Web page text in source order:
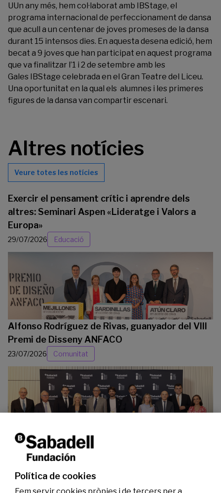
UUn any més, hem col·laborat amb IBStage, el
programa internacional de perfeccionament de dansa
que acull a un centenar de joves promeses de la dansa
durant 15 intensos dies. En aquesta desena edició, hem
becat a 9 joves que han participat en aquest programa
que va finalitzar l’1 i 2 de setembre amb les
Gales IBStage celebrada en el Gran Teatre del Liceu.
Una oportunitat en la qual els alumnes i les primeres
figures de la dansa van compartir escenari.
Altres notícies
Veure totes les notícies
Exercir el pensament crític i aprendre dels
altres: Seminari Aspen «Lideratge i Valors a
Europa»
29/07/2026 Educació
Alfonso Rodríguez de Rivas, guanyador del VIII
Premi de Disseny ANFACO
23/07/2026 Comunitat
La Fundació Banc Sabadell reconeix a dos
investigadors en els àmbits de l’edició del
genoma i l’energia neta
Política de cookies